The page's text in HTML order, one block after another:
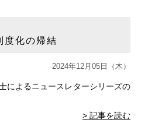
度化の帰結
2024年12月05日（木）
によるニュースレターシリーズの
> 記事を読む